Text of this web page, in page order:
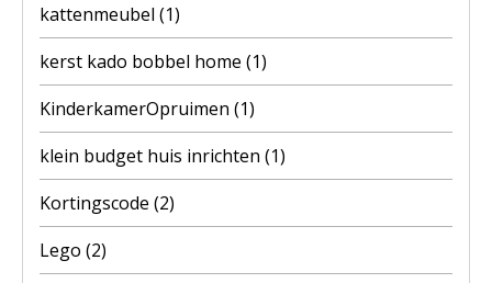
kattenmeubel (1)
kerst kado bobbel home (1)
KinderkamerOpruimen (1)
klein budget huis inrichten (1)
Kortingscode (2)
Lego (2)